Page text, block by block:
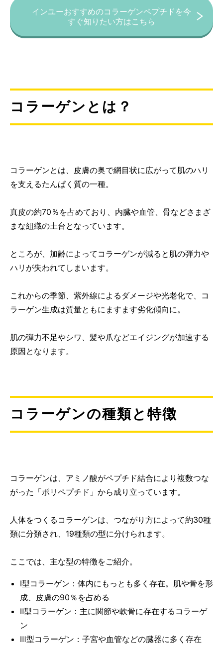
インユーおすすめのコラーゲンペプチドを今
すぐ知りたい方はこちら
コラーゲンとは？
コラーゲンとは、皮膚の奥で網目状に広がって肌のハリ
を支えるたんぱく質の一種。
真皮の約70％を占めており、内臓や血管、骨などさまざ
まな組織の土台となっています。
ところが、加齢によってコラーゲンが減ると肌の弾力や
ハリが失われてしまいます。
これからの季節、紫外線によるダメージや光老化で、コ
ラーゲン生成は質量ともにますます劣化傾向に。
肌の弾力不足やシワ、髪や爪などエイジングが加速する
原因となります。
コラーゲンの種類と特徴
コラーゲンは、アミノ酸がペプチド結合により複数つな
がった「ポリペプチド」から成り立っています。
人体をつくるコラーゲンは、つながり方によって約30種
類に分類され、19種類の型に分けられます。
ここでは、主な型の特徴をご紹介。
Ⅰ型コラーゲン：体内にもっとも多く存在。肌や骨を形
成、皮膚の90％を占める
Ⅱ型コラーゲン：主に関節や軟骨に存在するコラーゲ
ン
Ⅲ型コラーゲン：子宮や血管などの臓器に多く存在